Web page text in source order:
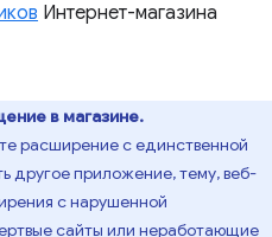
Интернет-магазина
в магазине.
расширение с единственной
другое приложение, тему, веб-
с нарушенной
сайты или неработающие